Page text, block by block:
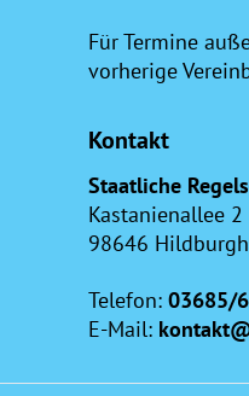
Für Termine
vorherige
Kontakt
Staatliche
Kastanienallee 2
98646
Telefon: 03685/
E-Mail: